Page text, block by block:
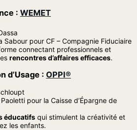
: WEMET
Sabour pour CF – Compagnie Fiduciaire
connectant professionnels et
rencontres d’affaires efficaces.
d’Usage : OPPI®
pour la Caisse d’Épargne de
éducatifs qui stimulent la créativité et
les enfants.